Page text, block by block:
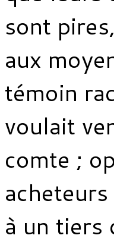
sont
aux
témoin
voulait
comte ;
à un tiers